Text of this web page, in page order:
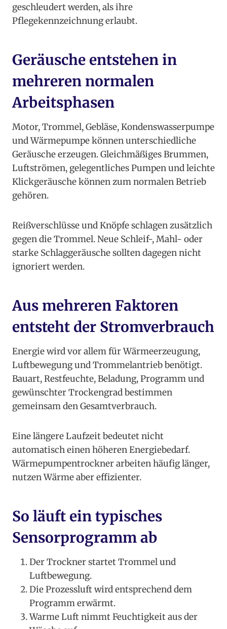
geschleudert werden, als ihre
Pflegekennzeichnung erlaubt.
Geräusche entstehen in
mehreren normalen
Arbeitsphasen
Motor, Trommel, Gebläse, Kondenswasserpumpe
und Wärmepumpe können unterschiedliche
Geräusche erzeugen. Gleichmäßiges Brummen,
Luftströmen, gelegentliches Pumpen und leichte
Klickgeräusche können zum normalen Betrieb
gehören.
Reißverschlüsse und Knöpfe schlagen zusätzlich
gegen die Trommel. Neue Schleif-, Mahl- oder
starke Schlaggeräusche sollten dagegen nicht
ignoriert werden.
Aus mehreren Faktoren
entsteht der Stromverbrauch
Energie wird vor allem für Wärmeerzeugung,
Luftbewegung und Trommelantrieb benötigt.
Bauart, Restfeuchte, Beladung, Programm und
gewünschter Trockengrad bestimmen
gemeinsam den Gesamtverbrauch.
Eine längere Laufzeit bedeutet nicht
automatisch einen höheren Energiebedarf.
Wärmepumpentrockner arbeiten häufig länger,
nutzen Wärme aber effizienter.
So läuft ein typisches
Sensorprogramm ab
Der Trockner startet Trommel und
Luftbewegung.
Die Prozessluft wird entsprechend dem
Programm erwärmt.
Warme Luft nimmt Feuchtigkeit aus der